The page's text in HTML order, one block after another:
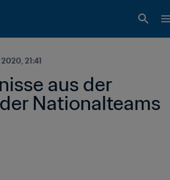
21:41
aus der
Nationalteams